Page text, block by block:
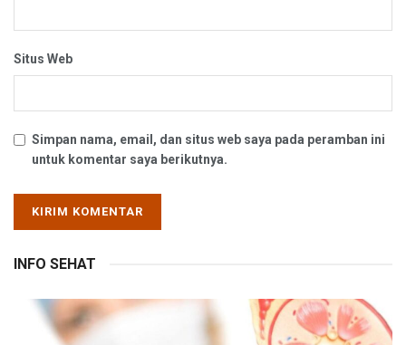
Situs Web
Simpan nama, email, dan situs web saya pada peramban ini
untuk komentar saya berikutnya.
INFO SEHAT